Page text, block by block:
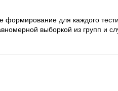
формирование для каждого
выборкой из групп и